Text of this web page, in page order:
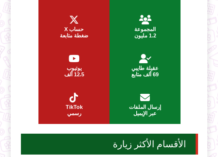
المجموعة
1.2 مليون
حساب X
ضغطة متابعة
عقيلة طايبي
69 ألف متابع
يوتيوب
12.5 ألف
إرسال الملفات
عبر الإيميل
TikTok
رسمي
الأقسام الأكثر زيارة